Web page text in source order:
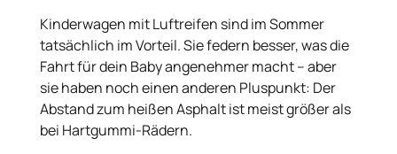
Kinderwagen mit Luftreifen sind im Sommer
tatsächlich im Vorteil. Sie federn besser, was die
Fahrt für dein Baby angenehmer macht – aber
sie haben noch einen anderen Pluspunkt: Der
Abstand zum heißen Asphalt ist meist größer als
bei Hartgummi-Rädern.